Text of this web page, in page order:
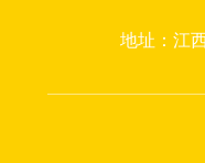
地址：江